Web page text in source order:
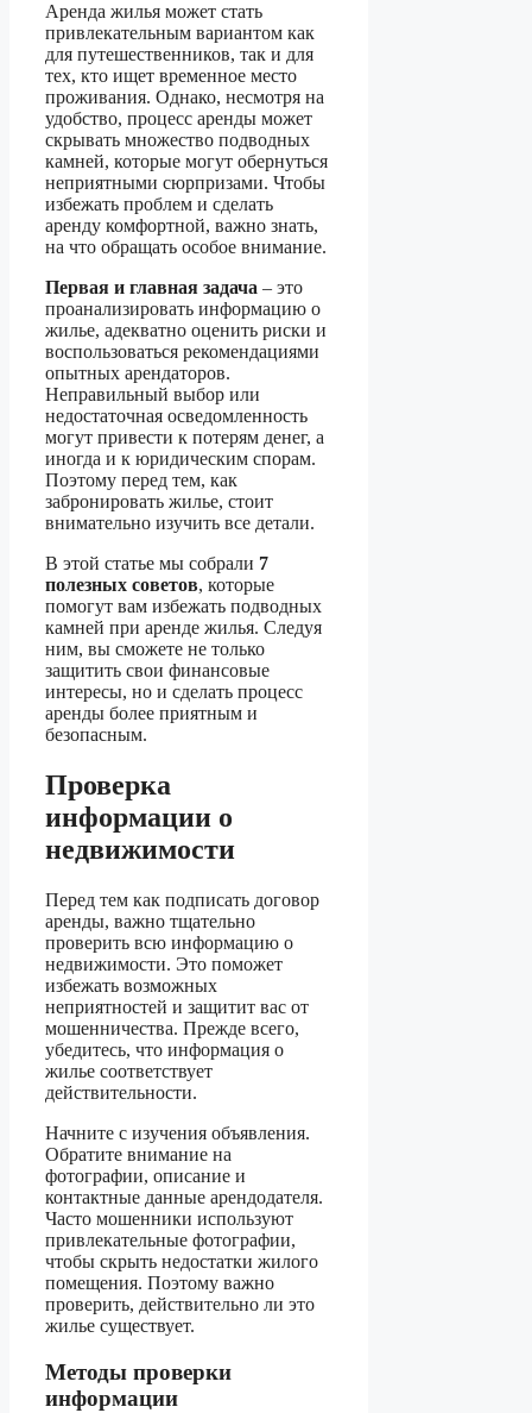
Аренда жилья может стать
привлекательным вариантом как
для путешественников, так и для
тех, кто ищет временное место
проживания. Однако, несмотря на
удобство, процесс аренды может
скрывать множество подводных
камней, которые могут обернуться
неприятными сюрпризами. Чтобы
избежать проблем и сделать
аренду комфортной, важно знать,
на что обращать особое внимание.
Первая и главная задача – это
проанализировать информацию о
жилье, адекватно оценить риски и
воспользоваться рекомендациями
опытных арендаторов.
Неправильный выбор или
недостаточная осведомленность
могут привести к потерям денег, а
иногда и к юридическим спорам.
Поэтому перед тем, как
забронировать жилье, стоит
внимательно изучить все детали.
В этой статье мы собрали 7
полезных советов, которые
помогут вам избежать подводных
камней при аренде жилья. Следуя
ним, вы сможете не только
защитить свои финансовые
интересы, но и сделать процесс
аренды более приятным и
безопасным.
Проверка
информации о
недвижимости
Перед тем как подписать договор
аренды, важно тщательно
проверить всю информацию о
недвижимости. Это поможет
избежать возможных
неприятностей и защитит вас от
мошенничества. Прежде всего,
убедитесь, что информация о
жилье соответствует
действительности.
Начните с изучения объявления.
Обратите внимание на
фотографии, описание и
контактные данные арендодателя.
Часто мошенники используют
привлекательные фотографии,
чтобы скрыть недостатки жилого
помещения. Поэтому важно
проверить, действительно ли это
жилье существует.
Методы проверки
информации